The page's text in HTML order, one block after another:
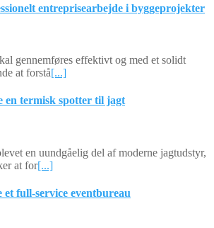
entreprisearbejde i byggeprojekter
gennemføres effektivt og med et solidt
at forstå[...]
en termisk spotter til jagt
en uundgåelig del af moderne jagtudstyr,
at for[...]
full-service eventbureau